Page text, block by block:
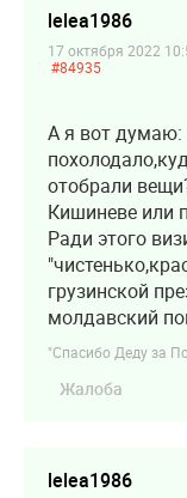
lelea1986
17 октября 2022
#84935
А я вот думаю:
отобрали
Кишиневе или
Ради этого
грузинской
молдавский
"Спасибо Деду за
Жалоба
lelea1986